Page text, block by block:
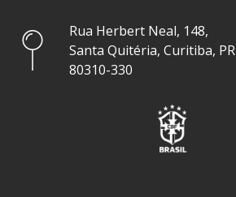
Rua Herbert Neal, 148,
Santa Quitéria, Curitiba, PR
80310-330